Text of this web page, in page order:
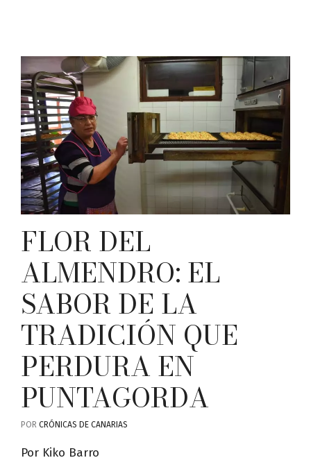
FLOR DEL
ALMENDRO: EL
SABOR DE LA
TRADICIÓN QUE
PERDURA EN
PUNTAGORDA
POR CRÓNICAS DE CANARIAS
Por Kiko Barro